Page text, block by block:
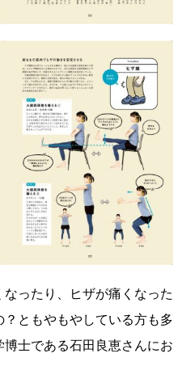
ったり、ヒザが痛くなった
ともやもやしている方も多
士である石田良恵さんにお